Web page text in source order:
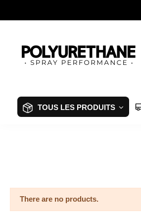
TOUS LES PRODUITS
There are no products.